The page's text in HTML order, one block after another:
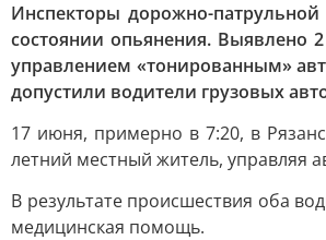
Инспекторы дорожно-
состоянии опьянения. Выявлено
управлением «тонированным»
допустили водители грузовых
17 июня, примерно в 7:20, в
летний местный житель, управляя
В результате происшествия оба
медицинская помощь.